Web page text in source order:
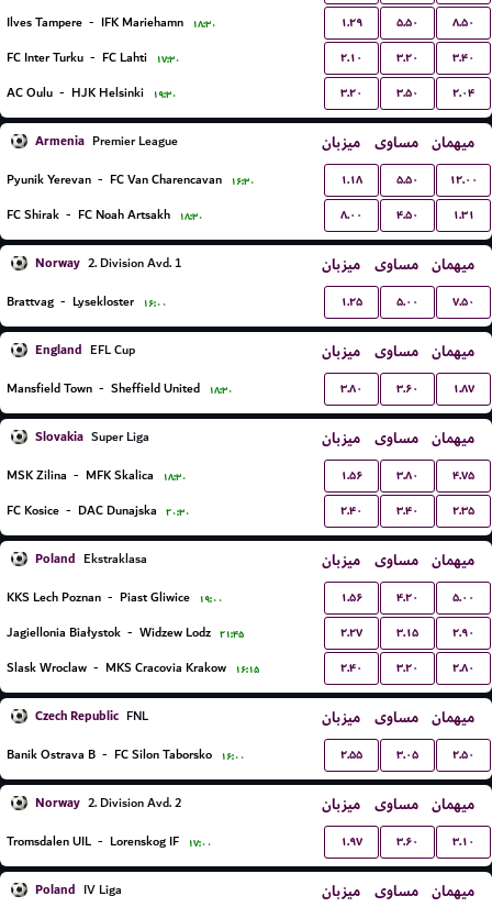
Ilves Tampere - IFK Mariehamn ۱۸:۳۰ ۱.۲۹ ۵.۵۰ ۸.۵۰
FC Inter Turku - FC Lahti ۱۷:۳۰ ۲.۱۰ ۳.۲۰ ۳.۴۰
AC Oulu - HJK Helsinki ۱۹:۳۰ ۳.۲۰ ۳.۵۰ ۲.۰۴
Armenia Premier League میزبان مساوی میهمان
Pyunik Yerevan - FC Van Charencavan ۱۶:۳۰ ۱.۱۸ ۵.۵۰ ۱۲.۰۰
FC Shirak - FC Noah Artsakh ۱۸:۳۰ ۸.۰۰ ۴.۵۰ ۱.۳۱
Norway 2. Division Avd. 1 میزبان مساوی میهمان
Brattvag - Lysekloster ۱۶:۰۰ ۱.۲۵ ۵.۰۰ ۷.۵۰
England EFL Cup میزبان مساوی میهمان
Mansfield Town - Sheffield United ۱۸:۳۰ ۳.۸۰ ۳.۶۰ ۱.۸۷
Slovakia Super Liga میزبان مساوی میهمان
MSK Zilina - MFK Skalica ۱۸:۳۰ ۱.۵۶ ۳.۸۰ ۴.۷۵
FC Kosice - DAC Dunajska ۲۰:۳۰ ۲.۴۰ ۳.۴۰ ۲.۳۵
Poland Ekstraklasa میزبان مساوی میهمان
KKS Lech Poznan - Piast Gliwice ۱۹:۰۰ ۱.۵۶ ۴.۲۰ ۵.۰۰
Jagiellonia Białystok - Widzew Lodz ۲۱:۴۵ ۲.۲۷ ۳.۱۵ ۲.۹۰
Slask Wroclaw - MKS Cracovia Krakow ۱۶:۱۵ ۲.۴۰ ۳.۲۰ ۲.۸۰
Czech Republic FNL میزبان مساوی میهمان
Banik Ostrava B - FC Silon Taborsko ۱۶:۰۰ ۲.۵۵ ۳.۰۵ ۲.۵۰
Norway 2. Division Avd. 2 میزبان مساوی میهمان
Tromsdalen UIL - Lorenskog IF ۱۷:۰۰ ۱.۹۷ ۳.۶۰ ۳.۱۰
Poland IV Liga میزبان مساوی میهمان